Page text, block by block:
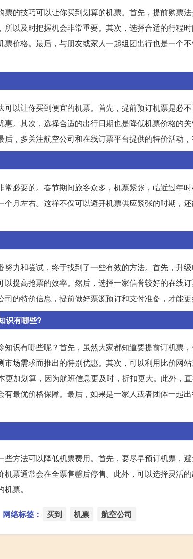
的技巧可以让你买到划算的机票。首先，提前购票
以及时把握机会非常重要。其次，选择合适的行程
价格。最后，与朋友或家人一起组团出行也是一个
以让你买到便宜的机票。首先，提前预订机票是必
。其次，选择合适的出行日期也是降低机票价格的
，多关注航空公司和在线订票平台提供的特价活动，
必要的。春节期间旅客众多，机票紧张，临近过年
月左右。这样不仅可以避开机票供应紧张的时期，
力和尝试，终于找到了一些有效的方法。首先，升
提高抢票的效率。然后，选择一家信誉较好的在线
的特价信息，提前做好票源预订和支付准备，才能更
识有哪些?
识有哪些呢？首先，虽然大家都知道要提前订机票
场需求而推出的特别优惠。其次，可以利用比价网
加划算，因为航班信息更及时，折扣更大。此外，
最优价格保障。最后，如果是一家人或者团体一起
方法可以降低机票费用。首先，要尽早预订机票，
票通常会在全票售罄后停售。此外，可以选择灵活
票。
网络标签： 买到 机票 航空公司